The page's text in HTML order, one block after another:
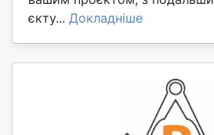
єкту... Докладніше